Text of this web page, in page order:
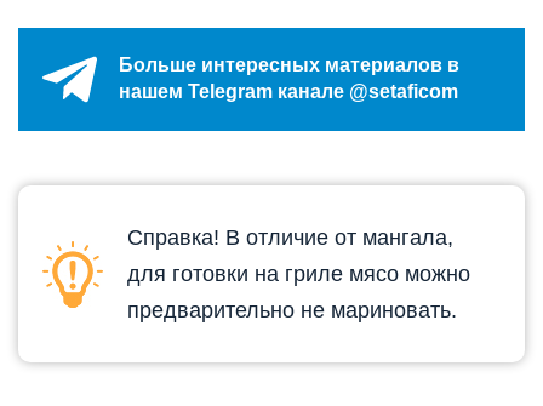
Больше интересных материалов в
нашем Telegram канале @setaficom
Справка! В отличие от мангала,
для готовки на гриле мясо можно
предварительно не мариновать.